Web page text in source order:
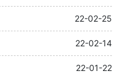
22-02-25
22-02-14
22-01-22